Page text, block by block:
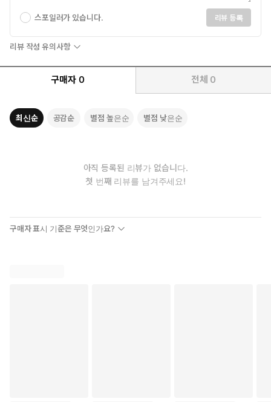
스포일러가 있습니다. 리뷰 등록
리뷰 작성 유의사항
구매자 0 전체 0
최신순 공감순 별점 높은순 별점 낮은순
아직 등록된 리뷰가 없습니다.
첫 번째 리뷰를 남겨주세요!
구매자 표시 기준은 무엇인가요?